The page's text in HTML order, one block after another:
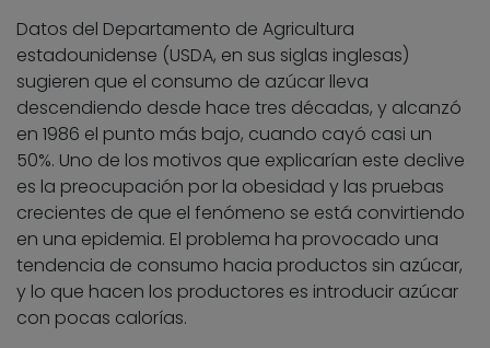
Datos del Departamento de Agricultura
estadounidense (USDA, en sus siglas inglesas)
sugieren que el consumo de azúcar lleva
descendiendo desde hace tres décadas, y alcanzó
en 1986 el punto más bajo, cuando cayó casi un
50%. Uno de los motivos que explicarían este declive
es la preocupación por la obesidad y las pruebas
crecientes de que el fenómeno se está convirtiendo
en una epidemia. El problema ha provocado una
tendencia de consumo hacia productos sin azúcar,
y lo que hacen los productores es introducir azúcar
con pocas calorías.